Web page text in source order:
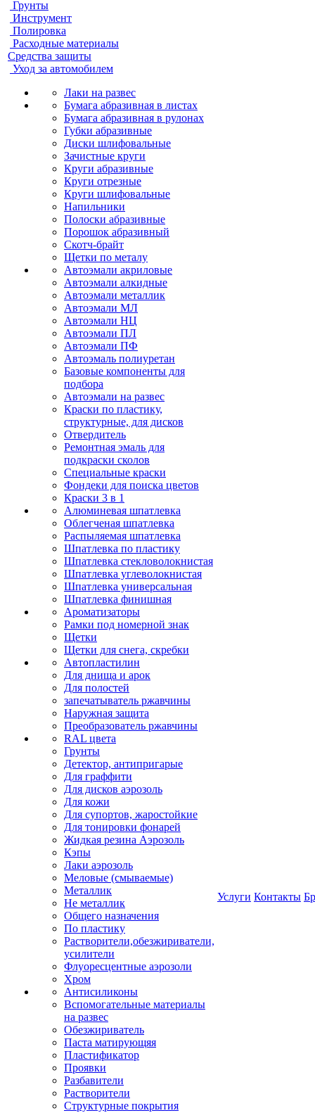
Грунты
Инструмент
Полировка
Расходные материалы
Средства защиты
Уход за автомобилем
Лаки на развес
Бумага абразивная в листах
Бумага абразивная в рулонах
Губки абразивные
Диски шлифовальные
Зачистные круги
Круги абразивные
Круги отрезные
Круги шлифовальные
Напильники
Полоски абразивные
Порошок абразивный
Скотч-брайт
Щетки по металу
Автоэмали акриловые
Автоэмали алкидные
Автоэмали металлик
Автоэмали МЛ
Автоэмали НЦ
Автоэмали ПЛ
Автоэмали ПФ
Автоэмаль полиуретан
Базовые компоненты для
подбора
Автоэмали на развес
Краски по пластику,
структурные, для дисков
Отвердитель
Ремонтная эмаль для
подкраски сколов
Специальные краски
Фондеки для поиска цветов
Краски 3 в 1
Алюминевая шпатлевка
Облегченая шпатлевка
Распыляемая шпатлевка
Шпатлевка по пластику
Шпатлевка стекловолокнистая
Шпатлевка углеволокнистая
Шпатлевка универсальная
Шпатлевка финишная
Ароматизаторы
Рамки под номерной знак
Щетки
Щетки для снега, скребки
Автопластилин
Для днища и арок
Для полостей
запечатыватель ржавчины
Наружная защита
Преобразователь ржавчины
RAL цвета
Грунты
Детектор, антипригарые
Для граффити
Для дисков аэрозоль
Для кожи
Для супортов, жаростойкие
Для тонировки фонарей
Жидкая резина Аэрозоль
Кэпы
Лаки аэрозоль
Меловые (смываемые)
Металлик
Не металлик
Общего назначения
По пластику
Растворители,обезжириватели,
усилители
Флуоресцентные аэрозоли
Хром
Антисиликоны
Вспомогательные материалы
на развес
Обезжириватель
Паста матирующяя
Пластификатор
Проявки
Разбавители
Растворители
Структурные покрытия
Услуги Контакты